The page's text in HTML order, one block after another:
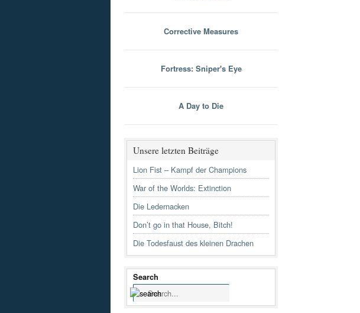
Corrective Measures
Fortress: Sniper's Eye
A Day to Die
Unsere letzten Beiträge
Lion Fist – Kampf der Champions
War of the Worlds: Extinction
Die Ledernacken
Don’t go in that House, Bitch!
Die Todesfaust des kleinen Drachen
Search